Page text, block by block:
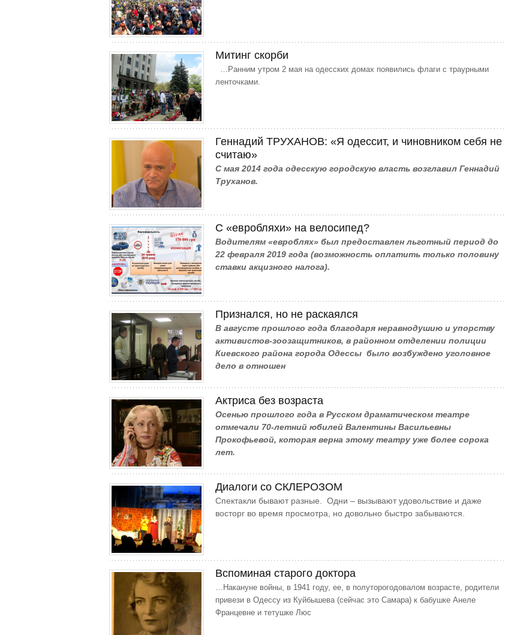
Митинг скорби
…Ранним утром 2 мая на одесских домах появились флаги с траурными
ленточками.
Геннадий ТРУХАНОВ: «Я одессит, и чиновником себя не
считаю»
С мая 2014 года одесскую городскую власть возглавил Геннадий
Труханов.
С «евробляхи» на велосипед?
Водителям «евроблях» был предоставлен льготный период до
22 февраля 2019 года (возможность оплатить только половину
ставки акцизного налога).
Признался, но не раскаялся
В августе прошлого года благодаря неравнодушию и упорству
активистов-зоозащитников, в районном отделении полиции
Киевского района города Одессы было возбуждено уголовное
дело в отношен
Актриса без возраста
Осенью прошлого года в Русском драматическом театре
отмечали 70-летний юбилей Валентины Васильевны
Прокофьевой, которая верна этому театру уже более сорока
лет.
Диалоги со СКЛЕРОЗОМ
Спектакли бывают разные. Одни – вызывают удовольствие и даже
восторг во время просмотра, но довольно быстро забываются.
Вспоминая старого доктора
…Накануне войны, в 1941 году, ее, в полуторогодовалом возрасте, родители
привези в Одессу из Куйбышева (сейчас это Самара) к бабушке Анеле
Францевне и тетушке Люс